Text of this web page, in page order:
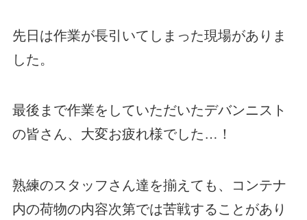
先日は作業が長引いてしまった現場がありま
した。
最後まで作業をしていただいたデバンニスト
の皆さん、大変お疲れ様でした…！
熟練のスタッフさん達を揃えても、コンテナ
内の荷物の内容次第では苦戦することがあり